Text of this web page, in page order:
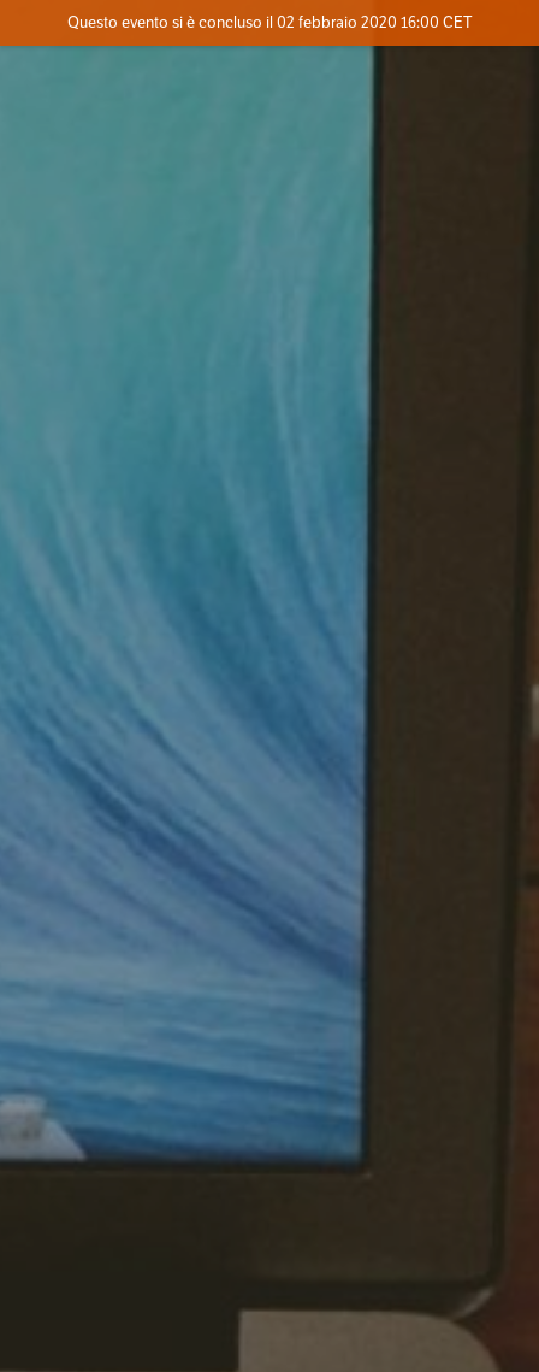
Dove
Questo evento si è concluso il 02 febbraio 2020 16:00 CET